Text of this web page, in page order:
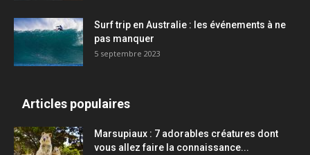
Surf trip en Australie : les événements à ne
pas manquer
5 septembre 2023
Articles populaires
Marsupiaux : 7 adorables créatures dont
vous allez faire la connaissance...